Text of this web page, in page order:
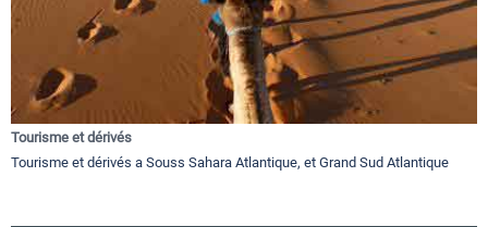
Tourisme et dérivés
Tourisme et dérivés a Souss Sahara Atlantique, et Grand Sud Atlantique